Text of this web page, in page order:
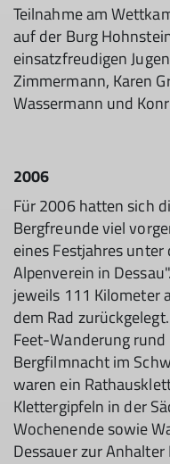
Teilnahme am
auf der Burg
einsatzfreudigen
Zimmermann, Karen
Wassermann und
2006
Für 2006 hatten sich
Bergfreunde viel
eines Festjahres
Alpenverein in
jeweils 111 Kilometer
dem Rad
Feet-Wanderung
Bergfilmnacht im
waren ein
Klettergipfeln in der
Wochenende sowie
Dessauer zur